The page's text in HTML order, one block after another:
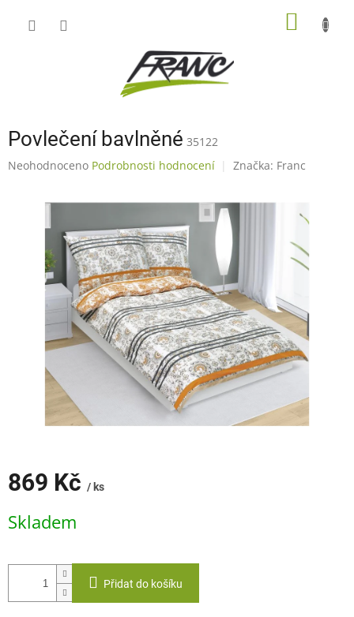
Povlečení bavlněné 35122
Průměrné
hvězdiček.
Neohodnoceno Podrobnosti hodnocení Značka: Franc
869 Kč / ks
cena:
Skladem
Přidat do košíku